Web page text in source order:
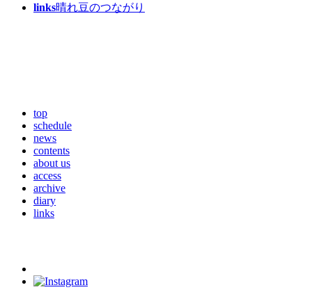
links晴れ豆のつながり
top
schedule
news
contents
about us
access
archive
diary
links